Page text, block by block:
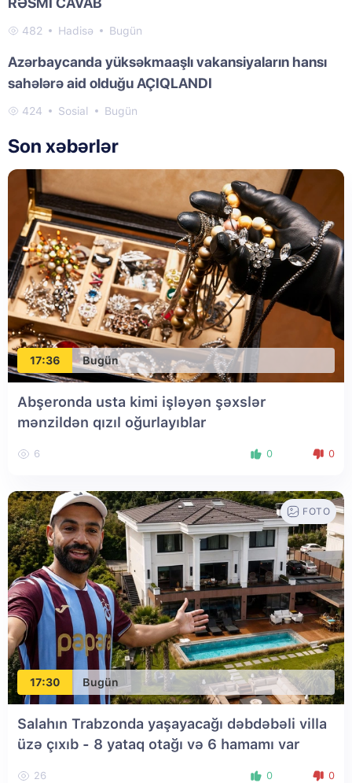
482 Hadisə Bugün
Azərbaycanda yüksəkmaaşlı vakansiyaların hansı
sahələrə aid olduğu AÇIQLANDI
424 Sosial Bugün
Son xəbərlər
17:36 Bugün
Abşeronda usta kimi işləyən şəxslər
mənzildən qızıl oğurlayıblar
6 0 0
17:30 Bugün
FOTO
Salahın Trabzonda yaşayacağı dəbdəbəli villa
üzə çıxıb - 8 yataq otağı və 6 hamamı var
26 0 0